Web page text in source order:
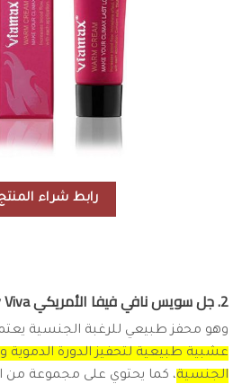
رابط شراء
2. جل سويس نافي فيفا الأمريكي Swiss Navy Viva:
وهو محفز طبيعي للرغبة الجنسية
عشبية طبيعية لتحفيز الدورة الدموية
الجنسية، كما يحتوي على مجموعة من